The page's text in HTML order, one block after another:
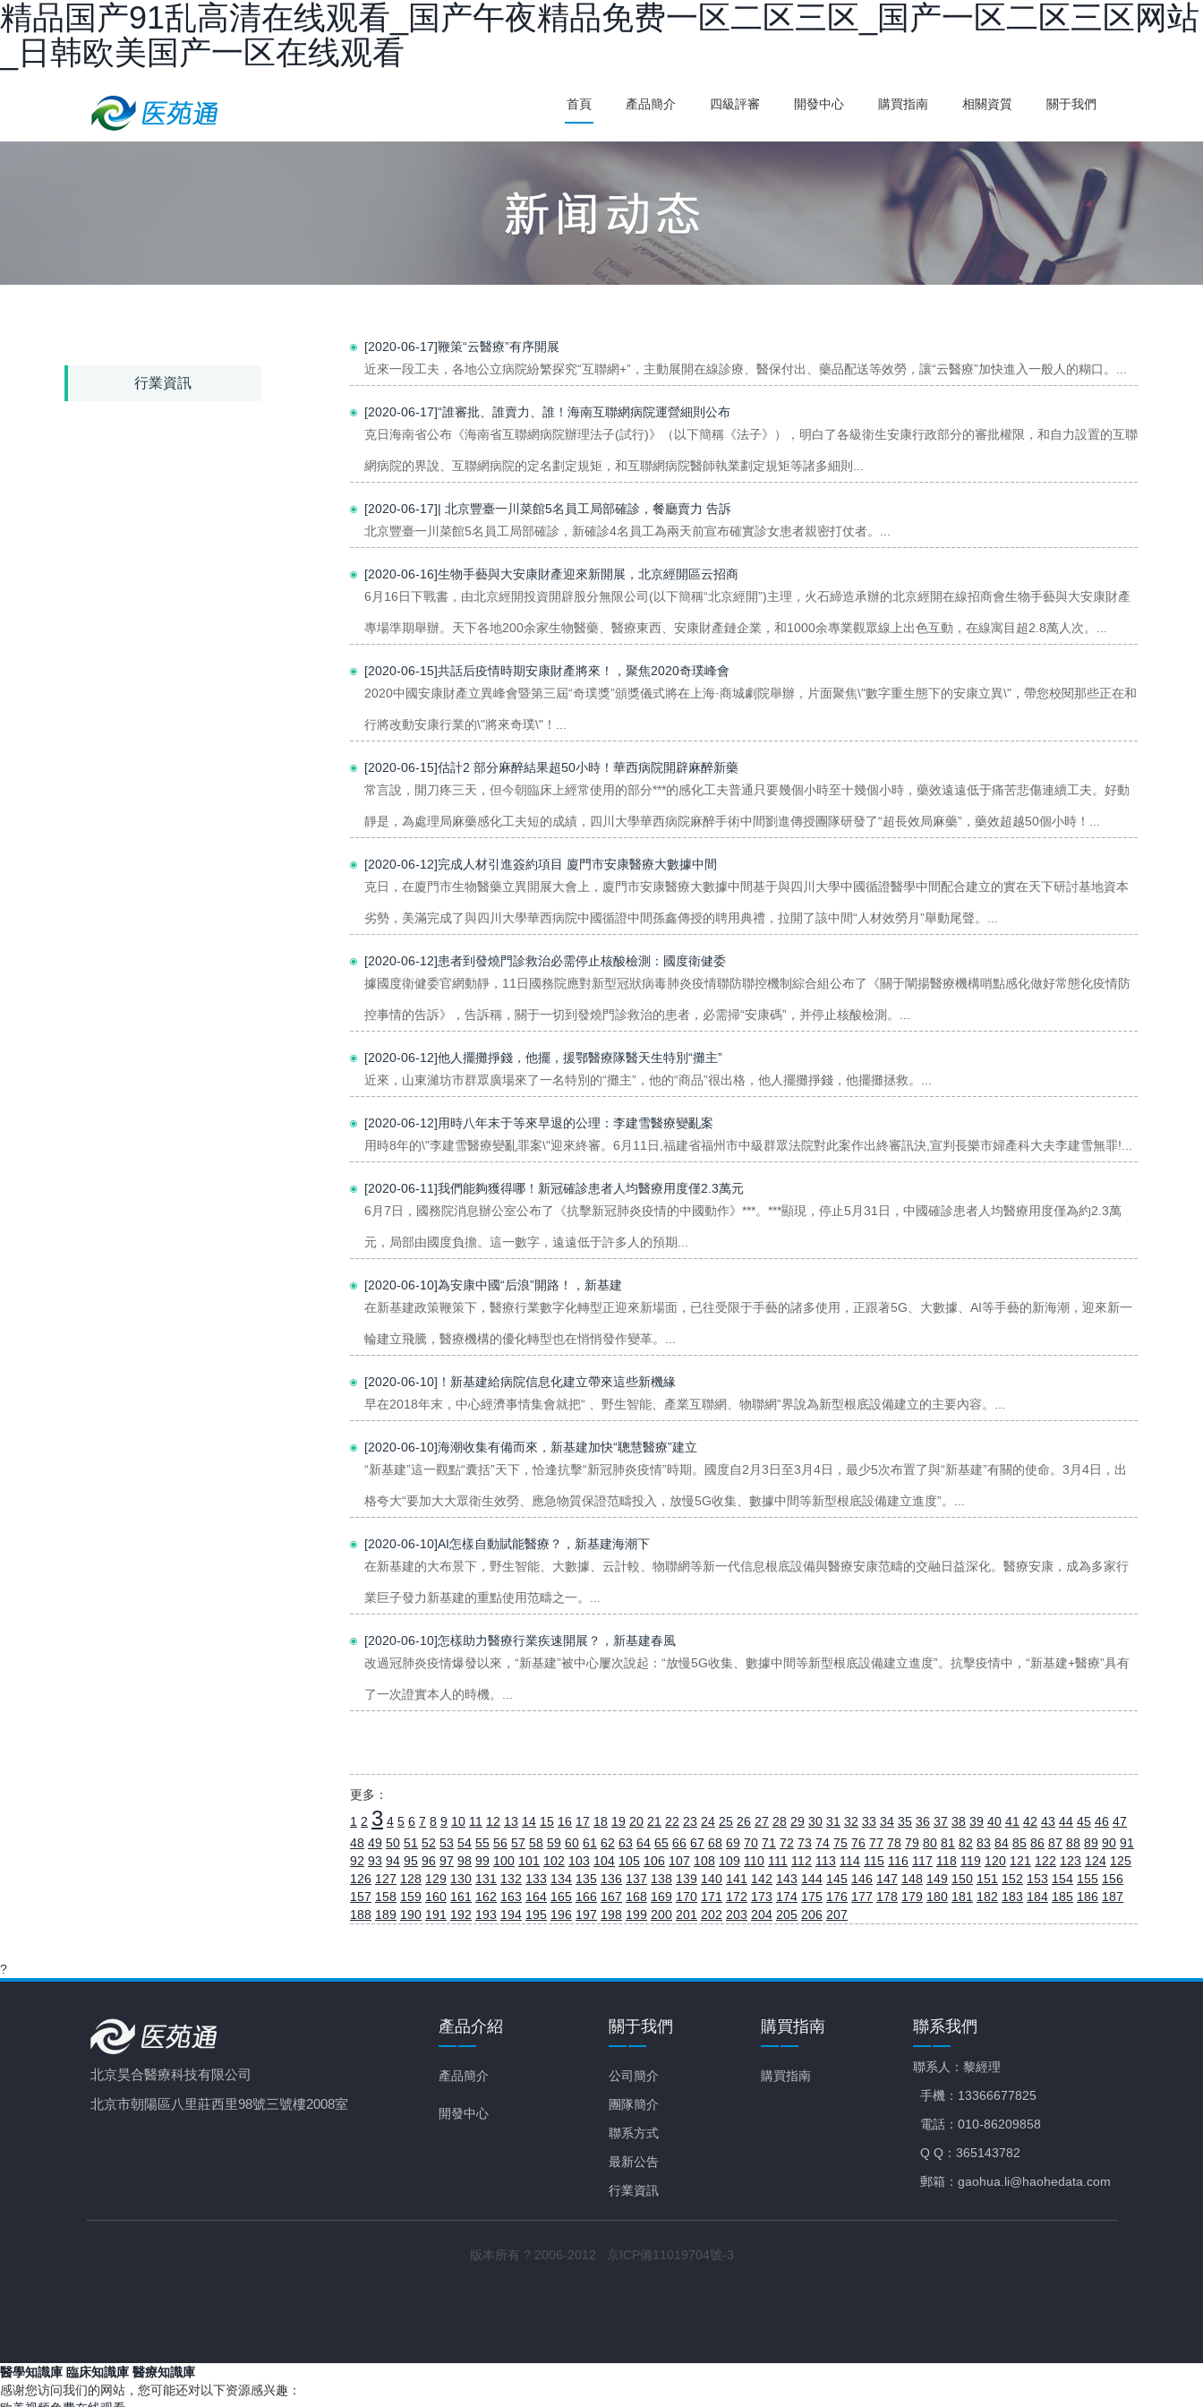
精品国产91乱高清在线观看_国产午夜精品免费一区二区三区_国产一区二区三区网站
_日韩欧美国产一区在线观看
首頁 產品簡介 四級評審 開發中心 購買指南 相關資質 關于我們
行業資訊
[2020-06-17]鞭策“云醫療”有序開展
近來一段工夫，各地公立病院紛繁探究“互聯網+”，主動展開在線診療、醫保付出、藥品配送等效勞，讓“云醫療”加快進入一般人的糊口。...
[2020-06-17]“誰審批、誰賣力、誰！海南互聯網病院運營細則公布
克日海南省公布《海南省互聯網病院辦理法子(試行)》（以下簡稱《法子》），明白了各級衛生安康行政部分的審批權限，和自力設置的互聯
網病院的界說、互聯網病院的定名劃定規矩，和互聯網病院醫師執業劃定規矩等諸多細則...
[2020-06-17]| 北京豐臺一川菜館5名員工局部確診，餐廳賣力 告訴
北京豐臺一川菜館5名員工局部確診，新確診4名員工為兩天前宣布確實診女患者親密打仗者。...
[2020-06-16]生物手藝與大安康財產迎來新開展，北京經開區云招商
6月16日下戰書，由北京經開投資開辟股分無限公司(以下簡稱“北京經開”)主理，火石締造承辦的北京經開在線招商會生物手藝與大安康財產
專場準期舉辦。天下各地200余家生物醫藥、醫療東西、安康財產鏈企業，和1000余專業觀眾線上出色互動，在線寓目超2.8萬人次。...
[2020-06-15]共話后疫情時期安康財產將來！，聚焦2020奇璞峰會
2020中國安康財產立異峰會暨第三屆“奇璞獎”頒獎儀式將在上海·商城劇院舉辦，片面聚焦\"數字重生態下的安康立異\"，帶您校閱那些正在和
行將改動安康行業的\"將來奇璞\"！...
[2020-06-15]估計2 部分麻醉結果超50小時！華西病院開辟麻醉新藥
常言說，開刀疼三天，但今朝臨床上經常使用的部分***的感化工夫普通只要幾個小時至十幾個小時，藥效遠遠低于痛苦悲傷連續工夫。好動
靜是，為處理局麻藥感化工夫短的成績，四川大學華西病院麻醉手術中間劉進傳授團隊研發了“超長效局麻藥”，藥效超越50個小時！...
[2020-06-12]完成人材引進簽約項目 廈門市安康醫療大數據中間
克日，在廈門市生物醫藥立異開展大會上，廈門市安康醫療大數據中間基于與四川大學中國循證醫學中間配合建立的實在天下研討基地資本
劣勢，美滿完成了與四川大學華西病院中國循證中間孫鑫傳授的聘用典禮，拉開了該中間“人材效勞月”舉動尾聲。...
[2020-06-12]患者到發燒門診救治必需停止核酸檢測：國度衛健委
據國度衛健委官網動靜，11日國務院應對新型冠狀病毒肺炎疫情聯防聯控機制綜合組公布了《關于闡揚醫療機構哨點感化做好常態化疫情防
控事情的告訴》，告訴稱，關于一切到發燒門診救治的患者，必需掃“安康碼”，并停止核酸檢測。...
[2020-06-12]他人擺攤掙錢，他擺，援鄂醫療隊醫天生特別“攤主”
近來，山東濰坊市群眾廣場來了一名特別的“攤主”，他的“商品”很出格，他人擺攤掙錢，他擺攤拯救。...
[2020-06-12]用時八年末于等來早退的公理：李建雪醫療變亂案
用時8年的\"李建雪醫療變亂罪案\"迎來終審。6月11日,福建省福州市中級群眾法院對此案作出終審訊決,宣判長樂市婦產科大夫李建雪無罪!...
[2020-06-11]我們能夠獲得哪！新冠確診患者人均醫療用度僅2.3萬元
6月7日，國務院消息辦公室公布了《抗擊新冠肺炎疫情的中國動作》***。***顯現，停止5月31日，中國確診患者人均醫療用度僅為約2.3萬
元，局部由國度負擔。這一數字，遠遠低于許多人的預期...
[2020-06-10]為安康中國“后浪”開路！，新基建
在新基建政策鞭策下，醫療行業數字化轉型正迎來新場面，已往受限于手藝的諸多使用，正跟著5G、大數據、AI等手藝的新海潮，迎來新一
輪建立飛騰，醫療機構的優化轉型也在悄悄發作變革。...
[2020-06-10]！新基建給病院信息化建立帶來這些新機緣
早在2018年末，中心經濟事情集會就把“ 、野生智能、產業互聯網、物聯網”界說為新型根底設備建立的主要內容。...
[2020-06-10]海潮收集有備而來，新基建加快“聰慧醫療”建立
“新基建”這一觀點“囊括”天下，恰逢抗擊“新冠肺炎疫情”時期。國度自2月3日至3月4日，最少5次布置了與“新基建”有關的使命。3月4日，出
格夸大“要加大大眾衛生效勞、應急物質保證范疇投入，放慢5G收集、數據中間等新型根底設備建立進度”。...
[2020-06-10]AI怎樣自動賦能醫療？，新基建海潮下
在新基建的大布景下，野生智能、大數據、云計較、物聯網等新一代信息根底設備與醫療安康范疇的交融日益深化。醫療安康，成為多家行
業巨子發力新基建的重點使用范疇之一。...
[2020-06-10]怎樣助力醫療行業疾速開展？，新基建春風
改過冠肺炎疫情爆發以來，“新基建”被中心屢次說起：“放慢5G收集、數據中間等新型根底設備建立進度”。抗擊疫情中，“新基建+醫療”具有
了一次證實本人的時機。...
更多：
1 2 3 4 5 6 7 8 9 10 11 12 13 14 15 16 17 18 19 20 21 22 23 24 25 26 27 28 29 30 31 32 33 34 35 36 37 38 39 40 41 42 43 44 45 46 47
48 49 50 51 52 53 54 55 56 57 58 59 60 61 62 63 64 65 66 67 68 69 70 71 72 73 74 75 76 77 78 79 80 81 82 83 84 85 86 87 88 89 90 91
92 93 94 95 96 97 98 99 100 101 102 103 104 105 106 107 108 109 110 111 112 113 114 115 116 117 118 119 120 121 122 123 124 125
126 127 128 129 130 131 132 133 134 135 136 137 138 139 140 141 142 143 144 145 146 147 148 149 150 151 152 153 154 155 156
157 158 159 160 161 162 163 164 165 166 167 168 169 170 171 172 173 174 175 176 177 178 179 180 181 182 183 184 185 186 187
188 189 190 191 192 193 194 195 196 197 198 199 200 201 202 203 204 205 206 207
?
北京昊合醫療科技有限公司
北京市朝陽區八里莊西里98號三號樓2008室
產品介紹
產品簡介
開發中心
關于我們
公司簡介
團隊簡介
聯系方式
最新公告
行業資訊
購買指南
購買指南
聯系我們
聯系人：黎經理
手機：13366677825
電話：010-86209858
Q Q：365143782
郵箱：gaohua.li@haohedata.com
版本所有 ? 2006-2012 京ICP備11019704號-3
醫學知識庫 臨床知識庫 醫療知識庫
感谢您访问我们的网站，您可能还对以下资源感兴趣：